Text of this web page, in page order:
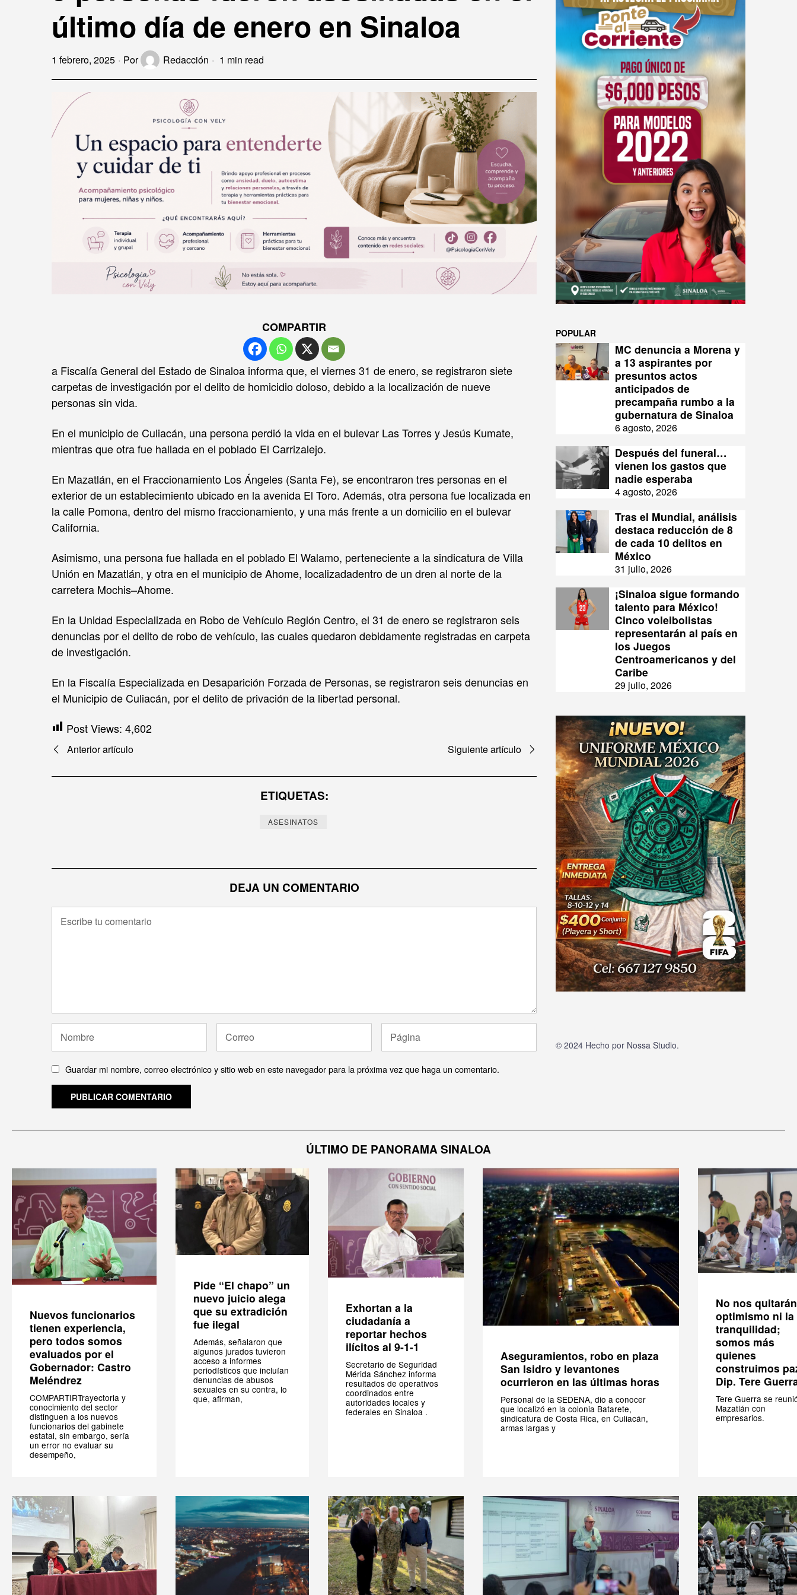
último día de enero en Sinaloa
1 febrero, 2025 Por Redacción 1 min read
COMPARTIR
a Fiscalía General del Estado de Sinaloa informa que, el viernes 31 de enero, se registraron siete
carpetas de investigación por el delito de homicidio doloso, debido a la localización de nueve
personas sin vida.
En el municipio de Culiacán, una persona perdió la vida en el bulevar Las Torres y Jesús Kumate,
mientras que otra fue hallada en el poblado El Carrizalejo.
En Mazatlán, en el Fraccionamiento Los Ángeles (Santa Fe), se encontraron tres personas en el
exterior de un establecimiento ubicado en la avenida El Toro. Además, otra persona fue localizada en
la calle Pomona, dentro del mismo fraccionamiento, y una más frente a un domicilio en el bulevar
California.
Asimismo, una persona fue hallada en el poblado El Walamo, perteneciente a la sindicatura de Villa
Unión en Mazatlán, y otra en el municipio de Ahome, localizadadentro de un dren al norte de la
carretera Mochis–Ahome.
En la Unidad Especializada en Robo de Vehículo Región Centro, el 31 de enero se registraron seis
denuncias por el delito de robo de vehículo, las cuales quedaron debidamente registradas en carpeta
de investigación.
En la Fiscalía Especializada en Desaparición Forzada de Personas, se registraron seis denuncias en
el Municipio de Culiacán, por el delito de privación de la libertad personal.
Post Views: 4,602
Navegación
de
Anterior artículo Siguiente artículo
ETIQUETAS:
ASESINATOS
DEJA UN COMENTARIO
Guardar mi nombre, correo electrónico y sitio web en este navegador para la próxima vez que haga un comentario.
POPULAR
MC denuncia a Morena y
a 13 aspirantes por
presuntos actos
anticipados de
precampaña rumbo a la
gubernatura de Sinaloa
6 agosto, 2026
Después del funeral…
vienen los gastos que
nadie esperaba
4 agosto, 2026
Tras el Mundial, análisis
destaca reducción de 8
de cada 10 delitos en
México
31 julio, 2026
¡Sinaloa sigue formando
talento para México!
Cinco voleibolistas
representarán al país en
los Juegos
Centroamericanos y del
Caribe
29 julio, 2026
© 2024 Hecho por Nossa Studio.
ÚLTIMO DE PANORAMA SINALOA
Nuevos funcionarios
tienen experiencia,
pero todos somos
evaluados por el
Gobernador: Castro
Meléndrez
COMPARTIRTrayectoria y
conocimiento del sector
distinguen a los nuevos
funcionarios del gabinete
estatal, sin embargo, sería
un error no evaluar su
desempeño,
Pide “El chapo” un
nuevo juicio alega
que su extradición
fue ilegal
Además, señalaron que
algunos jurados tuvieron
acceso a informes
periodísticos que incluían
denuncias de abusos
sexuales en su contra, lo
que, afirman,
Exhortan a la
ciudadanía a
reportar hechos
ilícitos al 9-1-1
Secretario de Seguridad
Mérida Sánchez informa
resultados de operativos
coordinados entre
autoridades locales y
federales en Sinaloa .
Aseguramientos, robo en plaza
San Isidro y levantones
ocurrieron en las últimas horas
Personal de la SEDENA, dio a conocer
que localizó en la colonia Batarete,
sindicatura de Costa Rica, en Culiacán,
armas largas y
No nos
optimismo ni la
tranquilidad;
somos más
quienes
construimos
Dip. Tere
Tere Guerra se
Mazatlán con
empresarios.